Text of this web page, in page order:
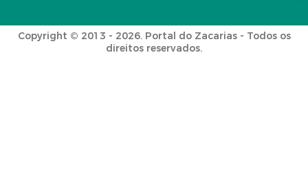
Copyright © 2013 - 2026. Portal do Zacarias - Todos os
direitos reservados.